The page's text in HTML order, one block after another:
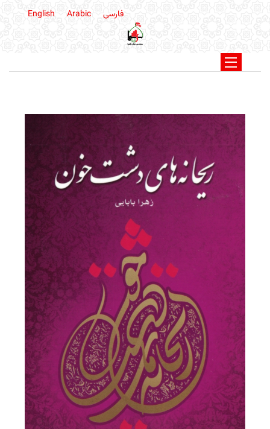
فارسی English Arabic